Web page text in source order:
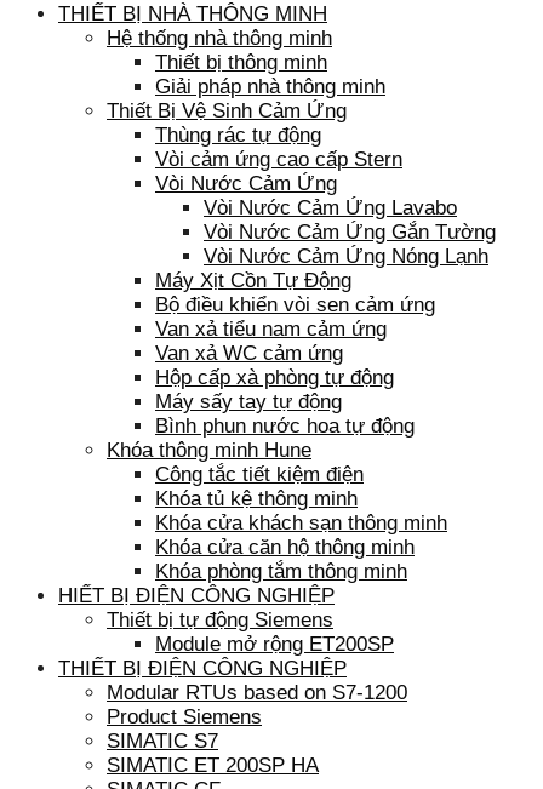
THIẾT BỊ NHÀ THÔNG MINH
Hệ thống nhà thông minh
Thiết bị thông minh
Giải pháp nhà thông minh
Thiết Bị Vệ Sinh Cảm Ứng
Thùng rác tự động
Vòi cảm ứng cao cấp Stern
Vòi Nước Cảm Ứng
Vòi Nước Cảm Ứng Lavabo
Vòi Nước Cảm Ứng Gắn Tường
Vòi Nước Cảm Ứng Nóng Lạnh
Máy Xịt Cồn Tự Động
Bộ điều khiển vòi sen cảm ứng
Van xả tiểu nam cảm ứng
Van xả WC cảm ứng
Hộp cấp xà phòng tự động
Máy sấy tay tự động
Bình phun nước hoa tự động
Khóa thông minh Hune
Công tắc tiết kiệm điện
Khóa tủ kệ thông minh
Khóa cửa khách sạn thông minh
Khóa cửa căn hộ thông minh
Khóa phòng tắm thông minh
HIẾT BỊ ĐIỆN CÔNG NGHIỆP
Thiết bị tự động Siemens
Module mở rộng ET200SP
THIẾT BỊ ĐIỆN CÔNG NGHIỆP
Modular RTUs based on S7-1200
Product Siemens
SIMATIC S7
SIMATIC ET 200SP HA